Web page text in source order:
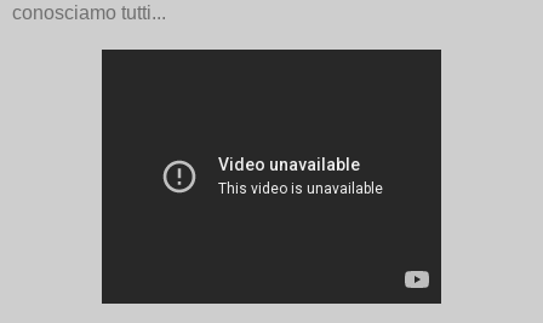
conosciamo tutti...